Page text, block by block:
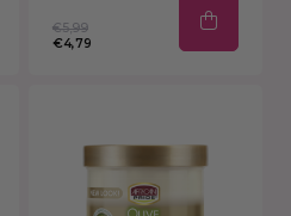
€5,99
€4,79